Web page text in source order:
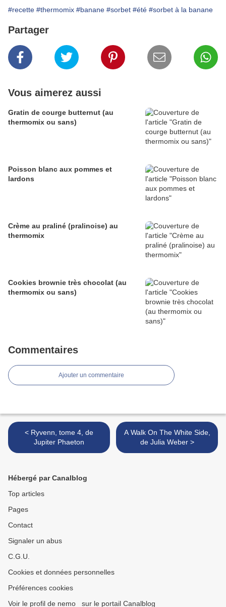
#recette #thermomix #banane #sorbet #été #sorbet à la banane
Partager
Vous aimerez aussi
Gratin de courge butternut (au
thermomix ou sans)
Poisson blanc aux pommes et
lardons
Crème au praliné (pralinoise) au
thermomix
Cookies brownie très chocolat (au
thermomix ou sans)
Commentaires
Ajouter un commentaire
< Ryvenn, tome 4, de
Jupiter Phaeton
A Walk On The White Side,
de Julia Weber >
Hébergé par Canalblog
Top articles
Pages
Contact
Signaler un abus
C.G.U.
Cookies et données personnelles
Préférences cookies
Voir le profil de nemo_ sur le portail Canalblog